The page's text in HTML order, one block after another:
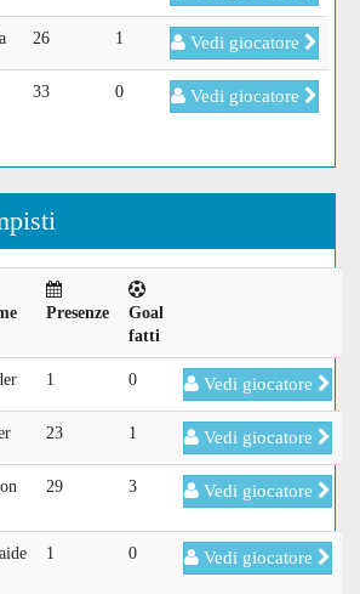
26 1 Vedi giocatore
33 0 Vedi giocatore
Presenze
Goal
fatti
1 0 Vedi giocatore
23 1 Vedi giocatore
29 3 Vedi giocatore
1 0 Vedi giocatore